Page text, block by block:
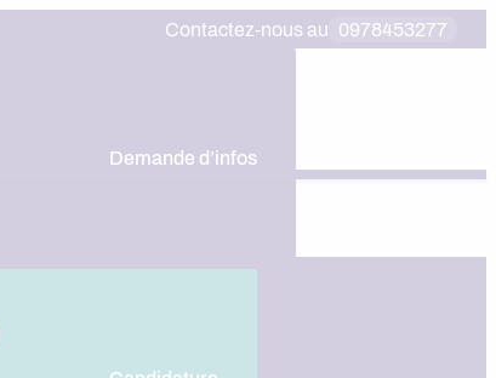
Contactez-nous au 0978453277
Demande d’infos